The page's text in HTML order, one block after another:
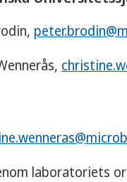
laboratoriets